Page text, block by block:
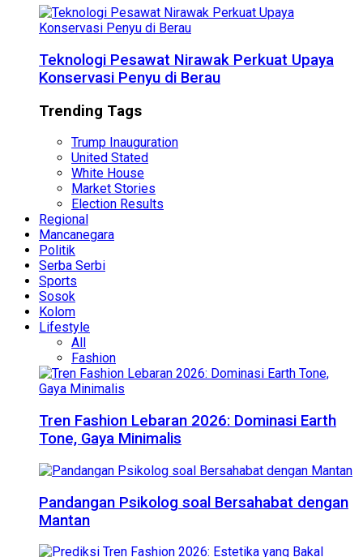
Teknologi Pesawat Nirawak Perkuat Upaya
Konservasi Penyu di Berau
Trending Tags
Trump Inauguration
United Stated
White House
Market Stories
Election Results
Regional
Mancanegara
Politik
Serba Serbi
Sports
Sosok
Kolom
Lifestyle
All
Fashion
Tren Fashion Lebaran 2026: Dominasi Earth
Tone, Gaya Minimalis
Pandangan Psikolog soal Bersahabat dengan
Mantan